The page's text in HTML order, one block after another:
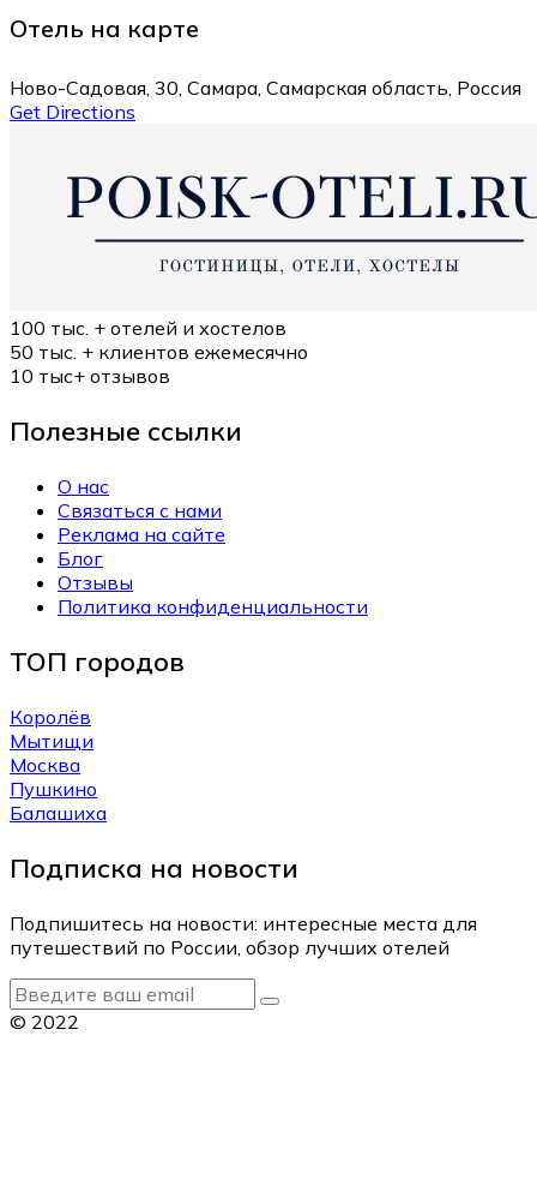
Отель на карте
Ново-Садовая, 30, Самара, Самарская область, Россия
Get Directions
100 тыс. + отелей и хостелов
50 тыс. + клиентов ежемесячно
10 тыс+ отзывов
Полезные ссылки
О нас
Связаться с нами
Реклама на сайте
Блог
Отзывы
Политика конфиденциальности
ТОП городов
Королёв
Мытищи
Москва
Пушкино
Балашиха
Подписка на новости
Подпишитесь на новости: интересные места для
путешествий по России, обзор лучших отелей
© 2022